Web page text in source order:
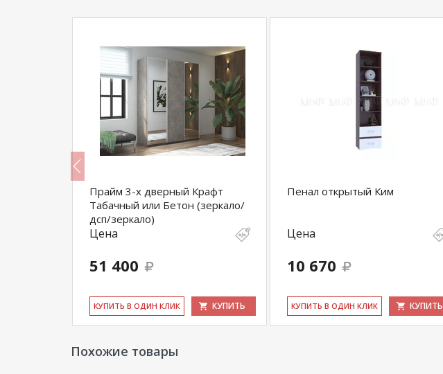
Прайм 3-х дверный Крафт
Табачный или Бетон (зеркало/
дсп/зеркало)
Цена
51 400
КУ­ПИТЬ В ОДИН КЛИК КУПИТЬ
Пенал открытый Ким
Цена
10 670
КУ­ПИТЬ В ОДИН КЛИК КУПИТЬ
Похожие товары